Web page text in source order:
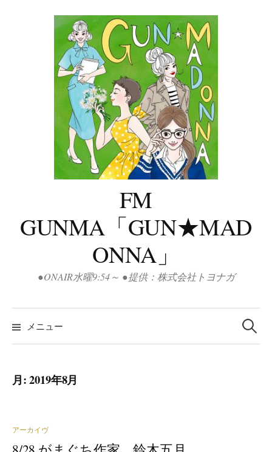
FM
GUNMA「GUN★MAD
ONNA」
●ONAIR水曜9:54～ ●提供：株式会社トヨナガ
メニュー
検
索:
月:2019年8月
アーカイヴ